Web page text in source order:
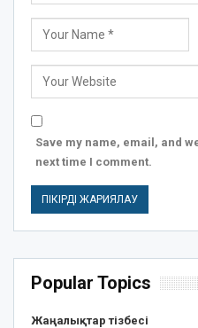
Save my name, email, and
next time I comment.
Popular Topics
Жаңалықтар тізбесі